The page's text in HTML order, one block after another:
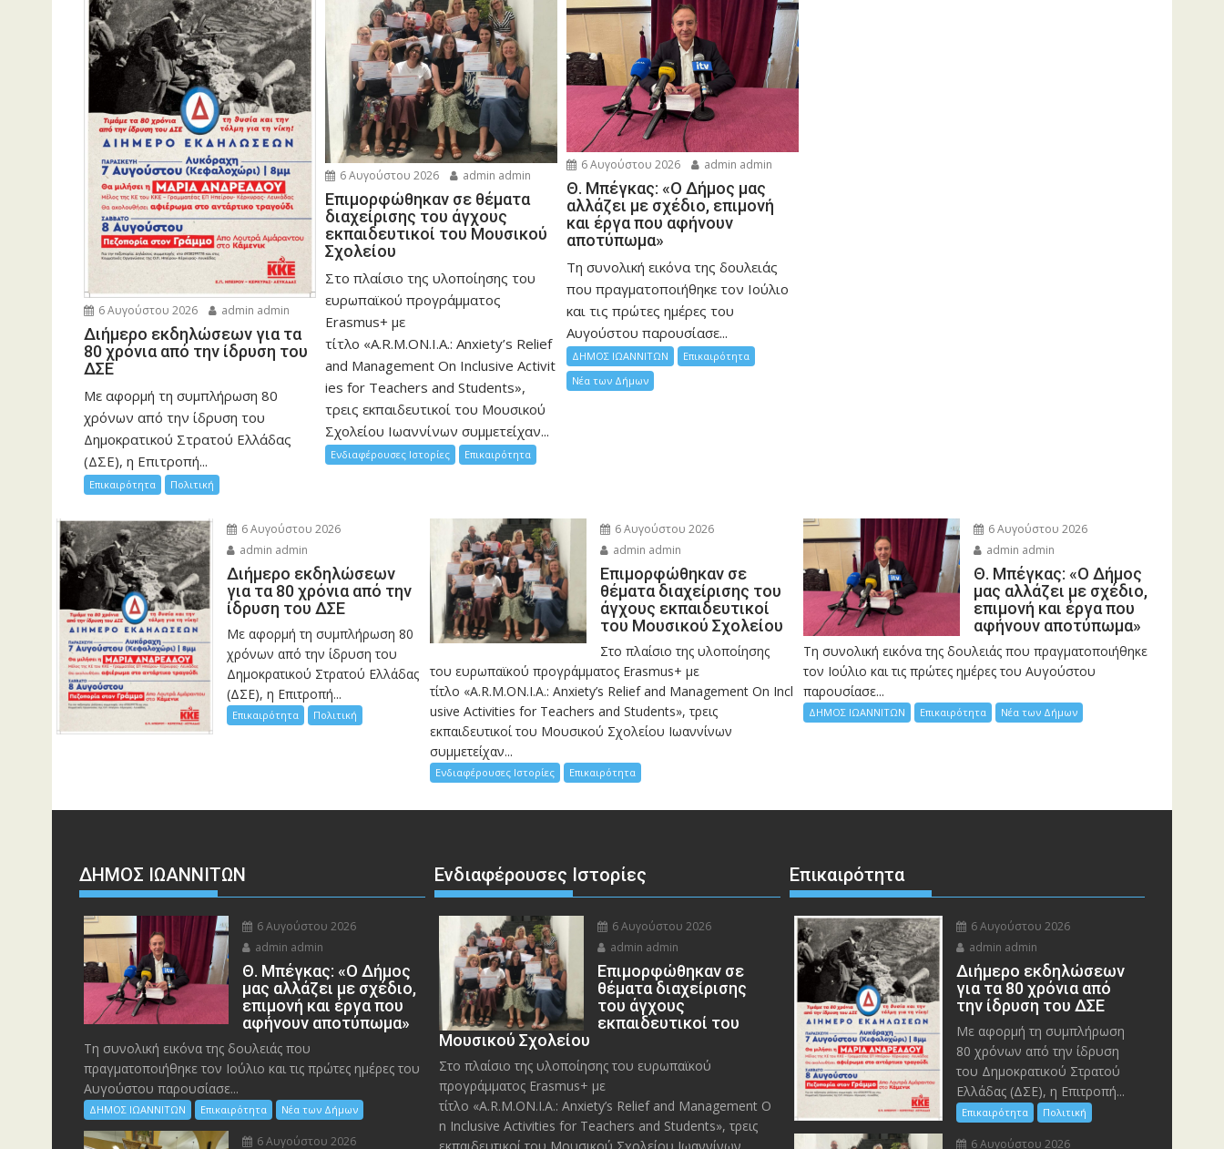
6 Αυγούστου 2026 admin admin
Διήμερο εκδηλώσεων για τα
80 χρόνια από την ίδρυση του
ΔΣΕ
Με αφορμή τη συμπλήρωση 80
χρόνων από την ίδρυση του
Δημοκρατικού Στρατού Ελλάδας
(ΔΣΕ), η Επιτροπή...
Επικαιρότητα Πολιτική
6 Αυγούστου 2026 admin admin
Eπιμορφώθηκαν σε θέματα
διαχείρισης του άγχους
εκπαιδευτικοί του Μουσικού
Σχολείου
Στο πλαίσιο της υλοποίησης του
ευρωπαϊκού προγράμματος
Erasmus+ με
τίτλο «A.R.M.ON.I.A.: Anxiety’s Relief
and Management On Inclusive Activit
ies for Teachers and Students»,
τρεις εκπαιδευτικοί του Μουσικού
Σχολείου Ιωαννίνων συμμετείχαν...
Ενδιαφέρουσες Ιστορίες Επικαιρότητα
6 Αυγούστου 2026 admin admin
Θ. Μπέγκας: «Ο Δήμος μας
αλλάζει με σχέδιο, επιμονή
και έργα που αφήνουν
αποτύπωμα»
Τη συνολική εικόνα της δουλειάς
που πραγματοποιήθηκε τον Ιούλιο
και τις πρώτες ημέρες του
Αυγούστου παρουσίασε...
ΔΗΜΟΣ ΙΩΑΝΝΙΤΩΝ
Επικαιρότητα
Νέα των Δήμων
6 Αυγούστου 2026
admin admin
Διήμερο εκδηλώσεων
για τα 80 χρόνια από την
ίδρυση του ΔΣΕ
Με αφορμή τη συμπλήρωση 80
χρόνων από την ίδρυση του
Δημοκρατικού Στρατού Ελλάδας
(ΔΣΕ), η Επιτροπή...
Επικαιρότητα Πολιτική
6 Αυγούστου 2026
admin admin
Eπιμορφώθηκαν σε
θέματα διαχείρισης του
άγχους εκπαιδευτικοί
του Μουσικού Σχολείου
Στο πλαίσιο της υλοποίησης
του ευρωπαϊκού προγράμματος Erasmus+ με
τίτλο «A.R.M.ON.I.A.: Anxiety’s Relief and Management On Incl
usive Activities for Teachers and Students», τρεις
εκπαιδευτικοί του Μουσικού Σχολείου Ιωαννίνων
συμμετείχαν...
Ενδιαφέρουσες Ιστορίες Επικαιρότητα
6 Αυγούστου 2026
admin admin
Θ. Μπέγκας: «Ο Δήμος
μας αλλάζει με σχέδιο,
επιμονή και έργα που
αφήνουν αποτύπωμα»
Τη συνολική εικόνα της δουλειάς που πραγματοποιήθηκε
τον Ιούλιο και τις πρώτες ημέρες του Αυγούστου
παρουσίασε...
ΔΗΜΟΣ ΙΩΑΝΝΙΤΩΝ Επικαιρότητα Νέα των Δήμων
ΔΗΜΟΣ ΙΩΑΝΝΙΤΩΝ
6 Αυγούστου 2026
admin admin
Θ. Μπέγκας: «Ο Δήμος
μας αλλάζει με σχέδιο,
επιμονή και έργα που
αφήνουν αποτύπωμα»
Τη συνολική εικόνα της δουλειάς που
πραγματοποιήθηκε τον Ιούλιο και τις πρώτες ημέρες του
Αυγούστου παρουσίασε...
ΔΗΜΟΣ ΙΩΑΝΝΙΤΩΝ Επικαιρότητα Νέα των Δήμων
6 Αυγούστου 2026
Ενδιαφέρουσες Ιστορίες
6 Αυγούστου 2026
admin admin
Eπιμορφώθηκαν σε
θέματα διαχείρισης
του άγχους
εκπαιδευτικοί του
Μουσικού Σχολείου
Στο πλαίσιο της υλοποίησης του ευρωπαϊκού
προγράμματος Erasmus+ με
τίτλο «A.R.M.ON.I.A.: Anxiety’s Relief and Management O
n Inclusive Activities for Teachers and Students», τρεις
Επικαιρότητα
6 Αυγούστου 2026
admin admin
Διήμερο εκδηλώσεων
για τα 80 χρόνια από
την ίδρυση του ΔΣΕ
Με αφορμή τη συμπλήρωση
80 χρόνων από την ίδρυση
του Δημοκρατικού Στρατού
Ελλάδας (ΔΣΕ), η Επιτροπή...
Επικαιρότητα Πολιτική
6 Αυγούστου 2026